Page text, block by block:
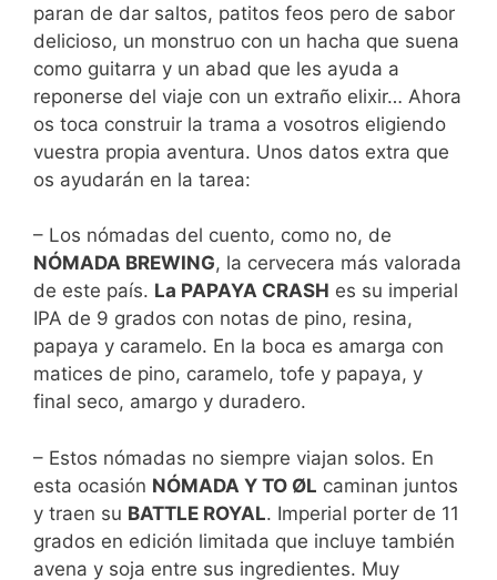
paran de dar saltos, patitos feos pero de sabor
delicioso, un monstruo con un hacha que suena
como guitarra y un abad que les ayuda a
reponerse del viaje con un extraño elixir… Ahora
os toca construir la trama a vosotros eligiendo
vuestra propia aventura. Unos datos extra que
os ayudarán en la tarea:
– Los nómadas del cuento, como no, de
NÓMADA BREWING, la cervecera más valorada
de este país. La PAPAYA CRASH es su imperial
IPA de 9 grados con notas de pino, resina,
papaya y caramelo. En la boca es amarga con
matices de pino, caramelo, tofe y papaya, y
final seco, amargo y duradero.
– Estos nómadas no siempre viajan solos. En
esta ocasión NÓMADA Y TO ØL caminan juntos
y traen su BATTLE ROYAL. Imperial porter de 11
grados en edición limitada que incluye también
avena y soja entre sus ingredientes. Muy